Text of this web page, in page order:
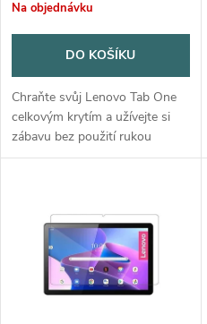
o
u
k
o
d
u
k
Na objednávku
DO KOŠÍKU
Chraňte svůj Lenovo Tab One
celkovým krytím a užívejte si
zábavu bez použití rukou
kdykoli.*Celková
opotřebením, nárazy a...